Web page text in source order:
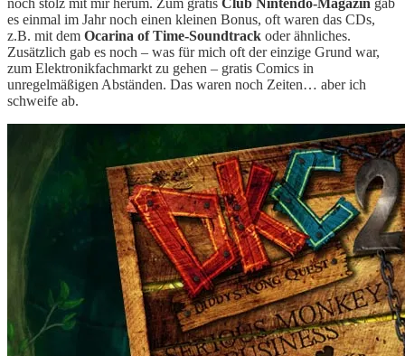
noch stolz mit mir herum. Zum gratis Club Nintendo-Magazin gab
es einmal im Jahr noch einen kleinen Bonus, oft waren das CDs,
z.B. mit dem Ocarina of Time-Soundtrack oder ähnliches.
Zusätzlich gab es noch – was für mich oft der einzige Grund war,
zum Elektronikfachmarkt zu gehen – gratis Comics in
unregelmäßigen Abständen. Das waren noch Zeiten… aber ich
schweife ab.